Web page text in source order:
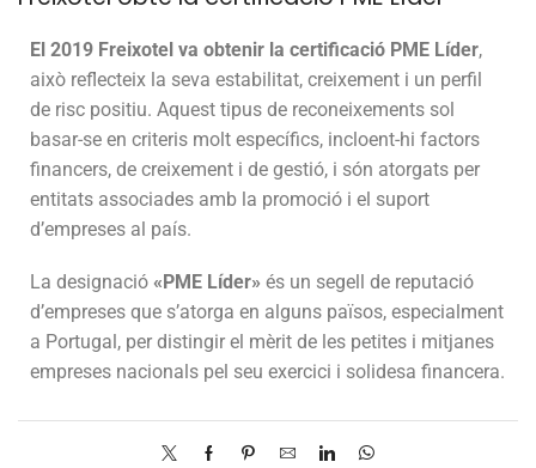
El 2019 Freixotel va obtenir la certificació PME Líder,
això reflecteix la seva estabilitat, creixement i un perfil
de risc positiu. Aquest tipus de reconeixements sol
basar-se en criteris molt específics, incloent-hi factors
financers, de creixement i de gestió, i són atorgats per
entitats associades amb la promoció i el suport
d’empreses al país.
La designació «PME Líder» és un segell de reputació
d’empreses que s’atorga en alguns països, especialment
a Portugal, per distingir el mèrit de les petites i mitjanes
empreses nacionals pel seu exercici i solidesa financera.